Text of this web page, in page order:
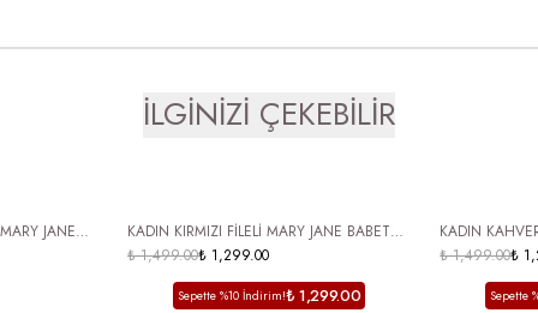
İLGİNİZİ ÇEKEBİLİR
ÜCRETSİZ KARGO
KADIN KIRMIZI FİLELİ MARY JANE BABET
TOKALI YUVARLAK BURUN YAZLIK GÜNLÜK
AYAKKABI ENCİAN
₺ 1,499.00₺ 1,299.00
Sepette %10 İndirim!₺ 1,299.00
ÜCRETSİZ
KADIN KAHVERENGİ
DÜZ TABAN
₺ 1,499.00₺
Sepette